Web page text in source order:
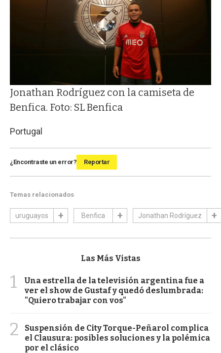
Jonathan Rodríguez con la camiseta de
Benfica. Foto: SL Benfica
Portugal
¿Encontraste un error? Reportar
Temas relacionados
uruguayos Benfica Jonathan Rodríguez
Las Más Vistas
1
Una estrella de la televisión argentina fue a
ver el show de Gustaf y quedó deslumbrada:
"Quiero trabajar con vos"
2
Suspensión de City Torque-Peñarol complica
el Clausura: posibles soluciones y la polémica
por el clásico